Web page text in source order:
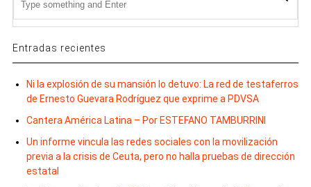
Entradas recientes
Ni la explosión de su mansión lo detuvo: La red de testaferros
de Ernesto Guevara Rodríguez que exprime a PDVSA
Cantera América Latina – Por ESTEFANO TAMBURRINI
Un informe vincula las redes sociales con la movilización
previa a la crisis de Ceuta, pero no halla pruebas de dirección
estatal